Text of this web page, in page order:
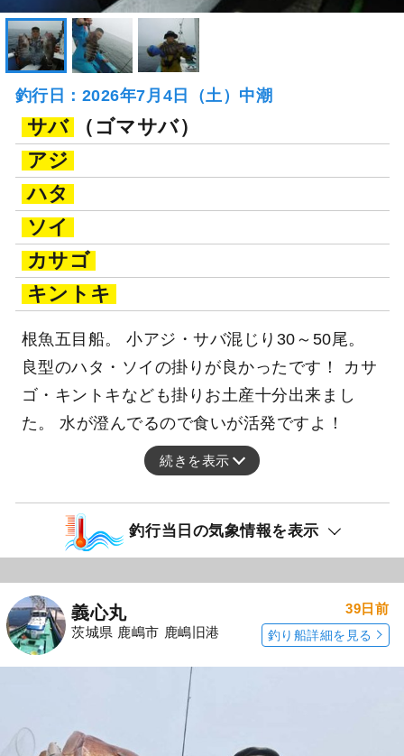
釣行日：2026年7月4日（土）中潮
サバ
（ゴマサバ）
アジ
ハタ
ソイ
カサゴ
キントキ
根魚五目船。 小アジ・サバ混じり30～50尾。
良型のハタ・ソイの掛りが良かったです！ カサ
ゴ・キントキなども掛りお土産十分出来まし
た。 水が澄んでるので食いが活発ですよ！
続きを表示
釣行当日の気象情報を表示
義心丸
茨城県 鹿嶋市 鹿嶋旧港
39日前
釣り船詳細を見る